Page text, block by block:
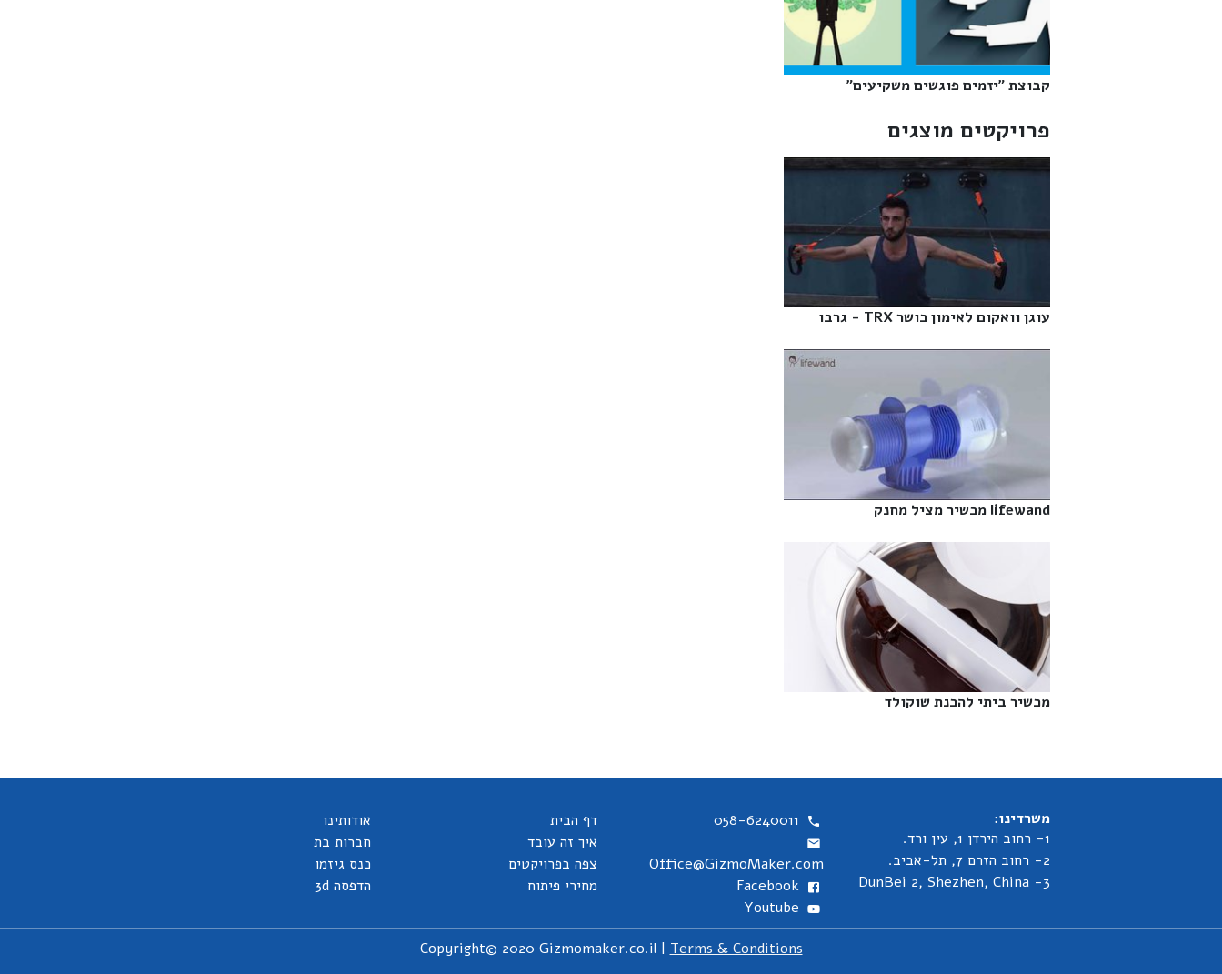
קבוצת "יזמים פוגשים משקיעים"‎
פרויקטים מוצגים
עוגן וואקום לאימון כושר TRX - גרבו‎
lifewand מכשיר מציל מחנק‎
מכשיר ביתי להכנת שוקולד‎
משרדינו:
1- רחוב הירדן 1, עין ורד.
2- רחוב הזרם 7, תל-אביב.
3- DunBei 2, Shezhen, China
058-6240011
Office@GizmoMaker.com
Facebook
Youtube
דף הבית
איך זה עובד
צפה בפרויקטים
מחירי פיתוח
אודותינו
חברות בת
כנס גיזמו
הדפסה 3d
Copyright© 2020 Gizmomaker.co.il | Terms & Conditions